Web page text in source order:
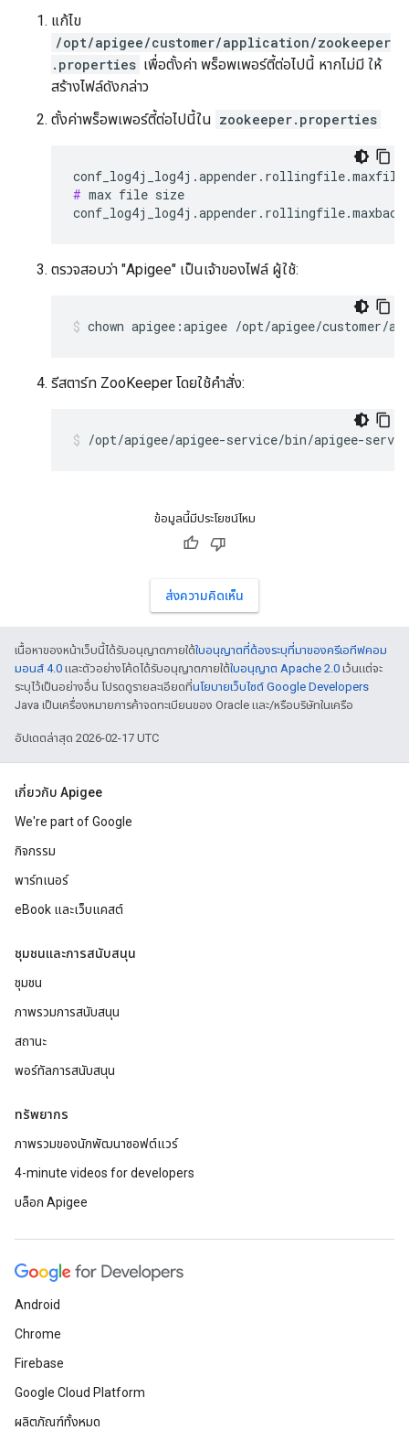
แก้ไข
/opt/apigee/customer/application/zookeeper
.properties เพื่อตั้งค่า พร็อพเพอร์ตี้ต่อไปนี้ หากไม่มี ให้
สร้างไฟล์ดังกล่าว
ตั้งค่าพร็อพเพอร์ตี้ต่อไปนี้ใน zookeeper.properties
# max file size
ตรวจสอบว่า "Apigee" เป็นเจ้าของไฟล์ ผู้ใช้:
chown apigee:apigee /opt/apigee/customer/
รีสตาร์ท ZooKeeper โดยใช้คำสั่ง:
/opt/apigee/apigee-service/bin/apigee-
ข้อมูลนี้มีประโยชน์ไหม
ส่งความคิดเห็น
เนื้อหาของหน้าเว็บนี้ได้รับอนุญาตภายใต้ใบอนุญาตที่ต้องระบุที่มาของครีเอทีฟคอม
มอนส์ 4.0 และตัวอย่างโค้ดได้รับอนุญาตภายใต้ใบอนุญาต Apache 2.0 เว้นแต่จะ
ระบุไว้เป็นอย่างอื่น โปรดดูรายละเอียดที่นโยบายเว็บไซต์ Google Developers
Java เป็นเครื่องหมายการค้าจดทะเบียนของ Oracle และ/หรือบริษัทในเครือ
อัปเดตล่าสุด 2026-02-17 UTC
เกี่ยวกับ Apigee
We're part of Google
กิจกรรม
พาร์ทเนอร์
eBook และเว็บแคสต์
ชุมชนและการสนับสนุน
ชุมชน
ภาพรวมการสนับสนุน
สถานะ
พอร์ทัลการสนับสนุน
ทรัพยากร
ภาพรวมของนักพัฒนาซอฟต์แวร์
4-minute videos for developers
บล็อก Apigee
Android
Chrome
Firebase
Google Cloud Platform
ผลิตภัณฑ์ทั้งหมด